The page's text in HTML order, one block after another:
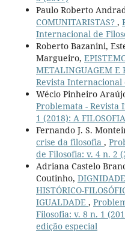
Paulo Roberto
COMUNITARISTAS? ,
Internacional de
Roberto Bazanini,
Margueiro,
METALINGUAGEM E
Revista Internacional
Wécio Pinheiro
Problemata - Revista
1 (2018): A
Fernando J. S.
crise da filosofia ,
de Filosofia: v. 4 n. 2
Adriana Castelo
Coutinho,
HISTÓRICO-
IGUALDADE ,
Filosofia: v. 8 n. 1
edição especial